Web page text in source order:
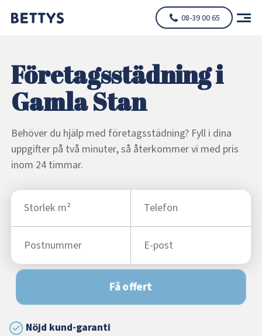
08-39 00 65
Företagsstädning i
Gamla Stan
Behöver du hjälp med företagsstädning? Fyll i dina
uppgifter på två minuter, så återkommer vi med pris
inom 24 timmar.
Få offert
Nöjd kund-garanti